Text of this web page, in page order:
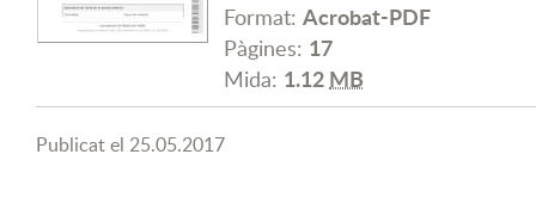
Format: Acrobat-PDF
Pàgines: 17
Mida: 1.12MB
Publicat el 25.05.2017